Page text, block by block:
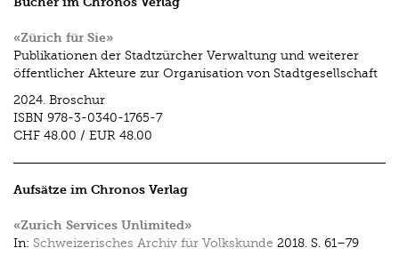
«Zürich für Sie»
Publikationen der Stadtzürcher Verwaltung und weiterer
öffentlicher Akteure zur Organisation von Stadtgesellschaft
2024. Broschur
ISBN 978-3-0340-1765-7
CHF 48.00 / EUR 48.00
Aufsätze im Chronos Verlag
«Zurich Services Unlimited»
In: Schweizerisches Archiv für Volkskunde 2018. S. 61–79